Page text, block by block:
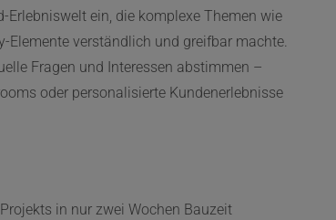
Erlebniswelt ein, die komplexe Themen wie
Elemente verständlich und greifbar machte.
Fragen und Interessen abstimmen –
oder personalisierte Kundenerlebnisse
in nur zwei Wochen Bauzeit